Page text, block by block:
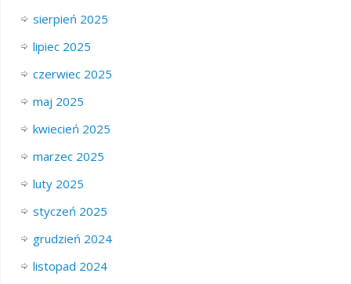
sierpień 2025
lipiec 2025
czerwiec 2025
maj 2025
kwiecień 2025
marzec 2025
luty 2025
styczeń 2025
grudzień 2024
listopad 2024